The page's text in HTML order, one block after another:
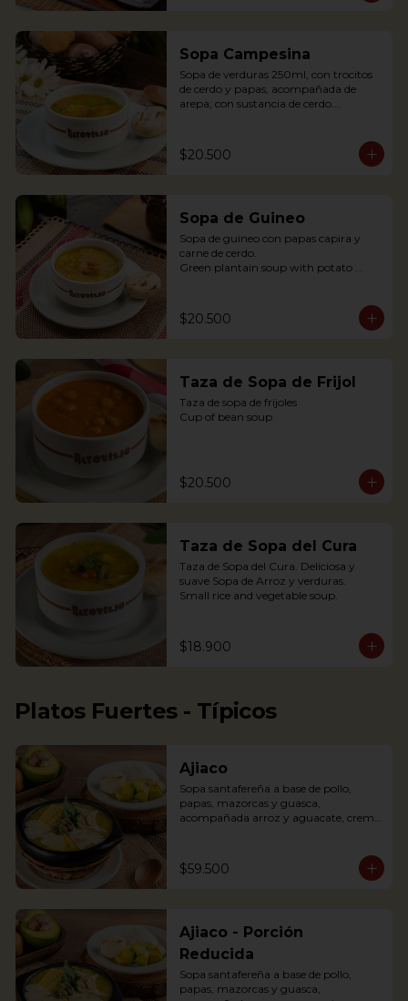
Sopa Campesina
Sopa de verduras 250ml, con trocitos
de cerdo y papas, acompañada de
arepa; con sustancia de cerdo.
arepa; with pork substance.
$20.500
Sopa de Guineo
Sopa de guineo con papas capira y
carne de cerdo.
Green plantain soup with potato
$20.500
Taza de Sopa de Frijol
Taza de sopa de frijoles
Cup of bean soup
$20.500
Taza de Sopa del Cura
Taza de Sopa del Cura. Deliciosa y
suave Sopa de Arroz y verduras.
Small rice and vegetable soup.
$18.900
Platos Fuertes - Típicos
Ajiaco
Sopa santafereña a base de pollo,
papas, mazorcas y guasca,
acompañada arroz y aguacate, crema
An Ajiaco is Bogota’s chicken and
potato soup with corn on the cob and
$59.500
Ajiaco - Porción
Reducida
Sopa santafereña a base de pollo,
papas, mazorcas y guasca,